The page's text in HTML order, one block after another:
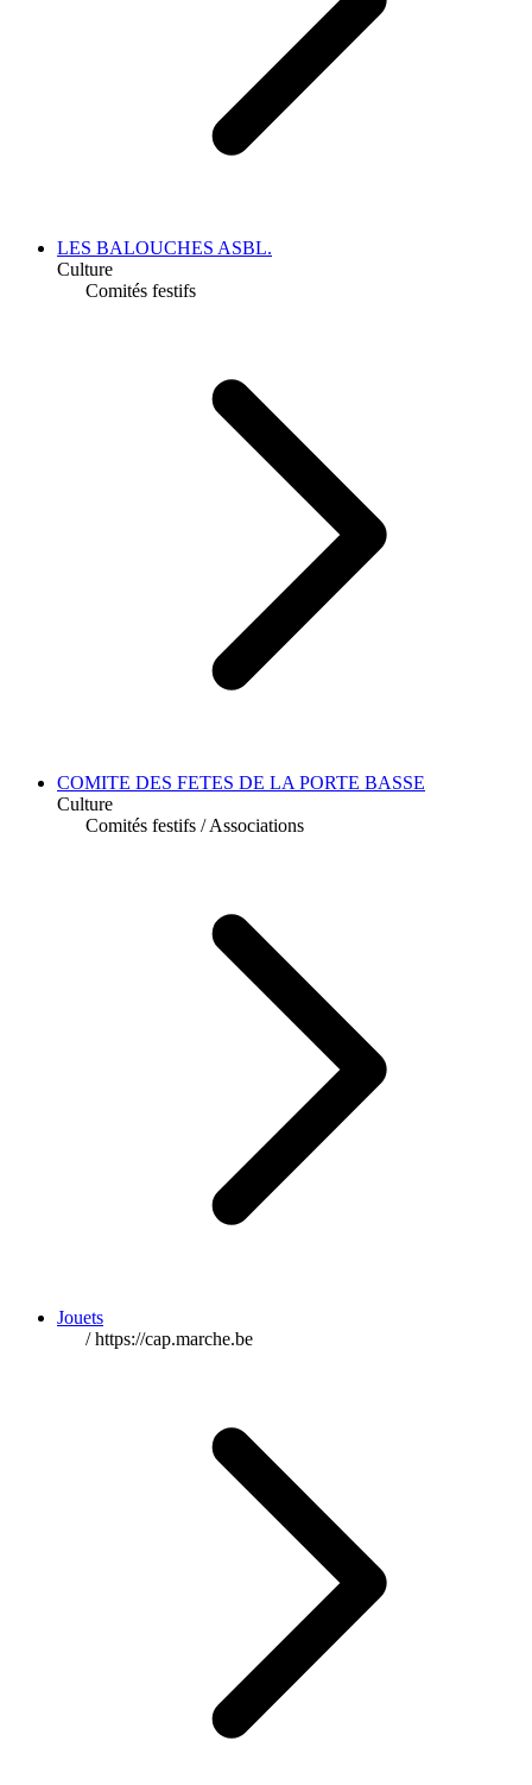
LES BALOUCHES ASBL.
Culture
Comités festifs
COMITE DES FETES DE LA PORTE BASSE
Culture
Comités festifs / Associations
Jouets
/ https://cap.marche.be